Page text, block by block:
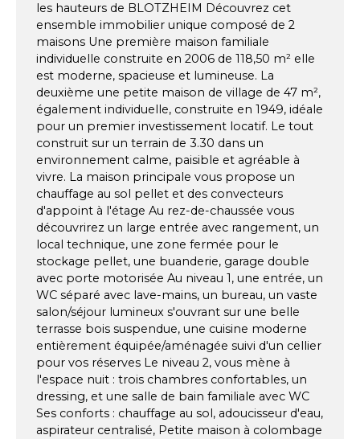
les hauteurs de BLOTZHEIM Découvrez cet
ensemble immobilier unique composé de 2
maisons Une première maison familiale
individuelle construite en 2006 de 118,50 m² elle
est moderne, spacieuse et lumineuse. La
deuxième une petite maison de village de 47 m²,
également individuelle, construite en 1949, idéale
pour un premier investissement locatif. Le tout
construit sur un terrain de 3.30 dans un
environnement calme, paisible et agréable à
vivre. La maison principale vous propose un
chauffage au sol pellet et des convecteurs
d'appoint à l'étage Au rez-de-chaussée vous
découvrirez un large entrée avec rangement, un
local technique, une zone fermée pour le
stockage pellet, une buanderie, garage double
avec porte motorisée Au niveau 1, une entrée, un
WC séparé avec lave-mains, un bureau, un vaste
salon/séjour lumineux s'ouvrant sur une belle
terrasse bois suspendue, une cuisine moderne
entièrement équipée/aménagée suivi d'un cellier
pour vos réserves Le niveau 2, vous mène à
l'espace nuit : trois chambres confortables, un
dressing, et une salle de bain familiale avec WC
Ses conforts : chauffage au sol, adoucisseur d'eau,
aspirateur centralisé, Petite maison à colombage